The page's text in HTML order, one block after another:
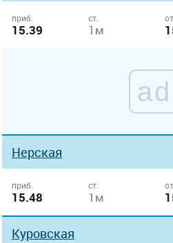
приб.
15.39
ст.
1м
ad
Нерская
приб.
15.48
ст.
1м
Куровская